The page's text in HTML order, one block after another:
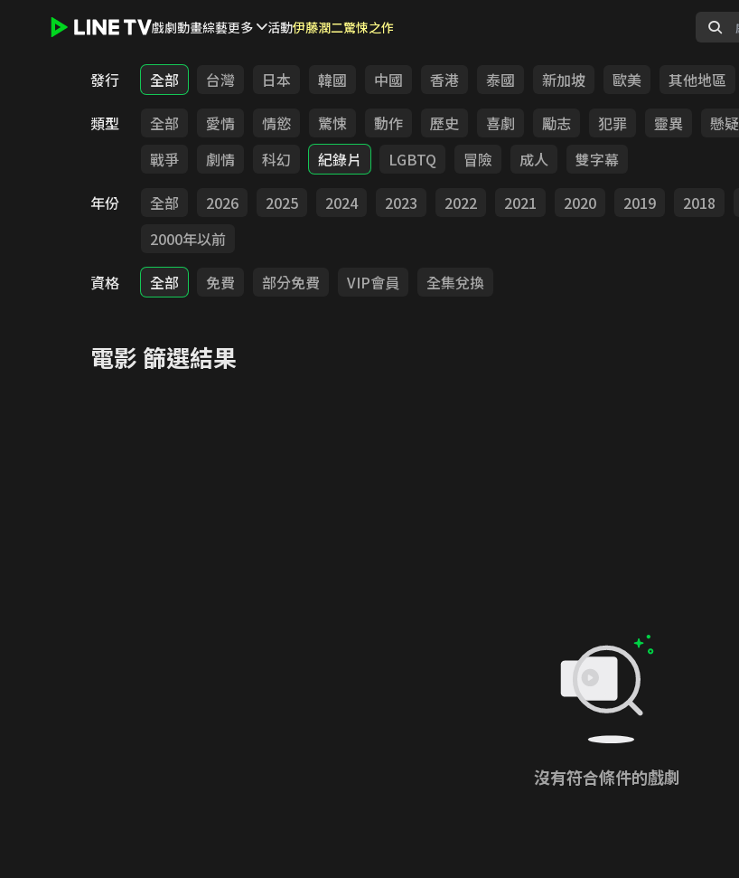
戲劇動畫綜藝更多 活動伊藤潤二驚悚之作
發行 全部 台灣 日本 韓國 中國 香港 泰國 新加坡 歐美
其他地區
類型
全部 愛情 情慾 驚悚 動作 歷史 喜劇 勵志 犯罪 靈異 懸疑
戰爭
劇情 科幻 紀錄片 LGBTQ 冒險 成人
雙字幕
年份
全部 2026 2025 2024 2023 2022 2021 2020 2019 2018
2000年以前
資格
全部 免費 部分免費 VIP會員 全集兌換
電影 篩選結果
沒有符合條件的戲劇